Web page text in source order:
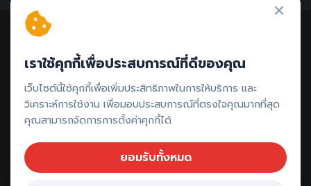
ติดต่อรีวิว // ลงโฆษณา
เราใช้คุกกี้เพื่อประสบการณ์ที่ดีของคุณ
เว็บไซต์นี้ใช้คุกกี้เพื่อเพิ่มประสิทธิภาพในการให้บริการ และ
วิเคราะห์การใช้งาน เพื่อมอบประสบการณ์ที่ตรงใจคุณมากที่สุด
คุณสามารถจัดการการตั้งค่าคุกกี้ได้
ยอมรับทั้งหมด